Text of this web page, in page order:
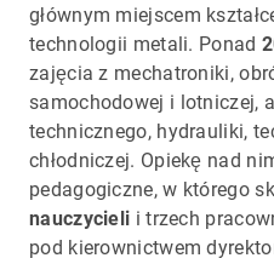
głównym miejscem
technologii metali. Ponad
zajęcia z mechatroniki,
samochodowej i lotniczej,
technicznego, hydrauliki,
chłodniczej. Opiekę nad
pedagogiczne, w którego
nauczycieli i trzech
pod kierownictwem